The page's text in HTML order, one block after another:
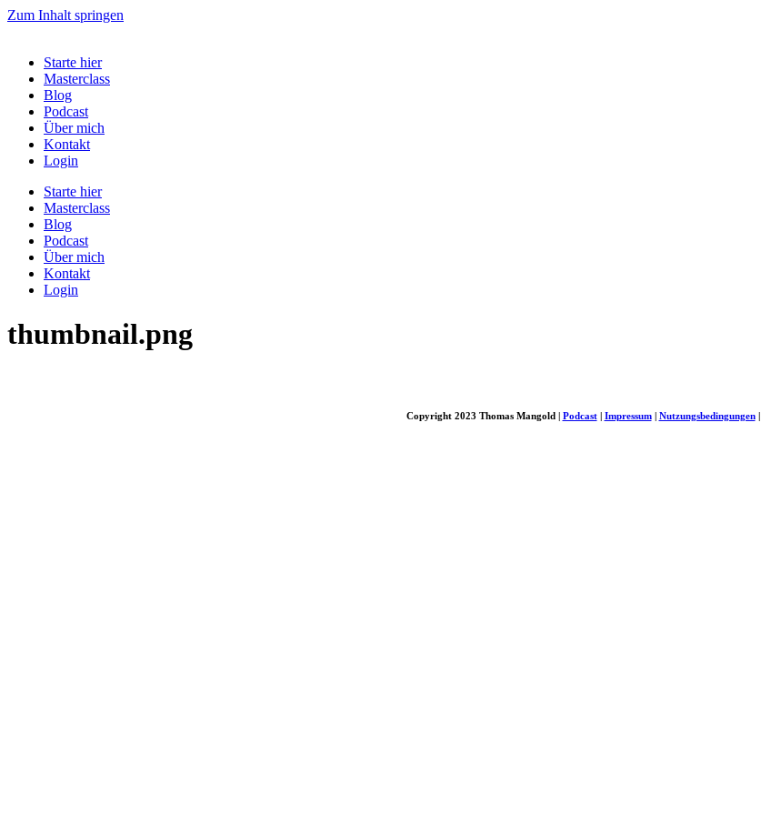
Zum Inhalt springen
Starte hier
Masterclass
Blog
Podcast
Über mich
Kontakt
Login
Starte hier
Masterclass
Blog
Podcast
Über mich
Kontakt
Login
thumbnail.png
Copyright 2023 Thomas Mangold | Podcast| Impressum| Nutzungsbedingungen|